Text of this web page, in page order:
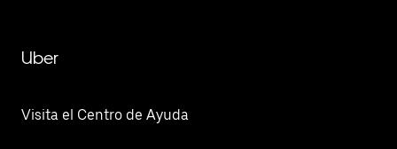
Uber
Visita el Centro de Ayuda